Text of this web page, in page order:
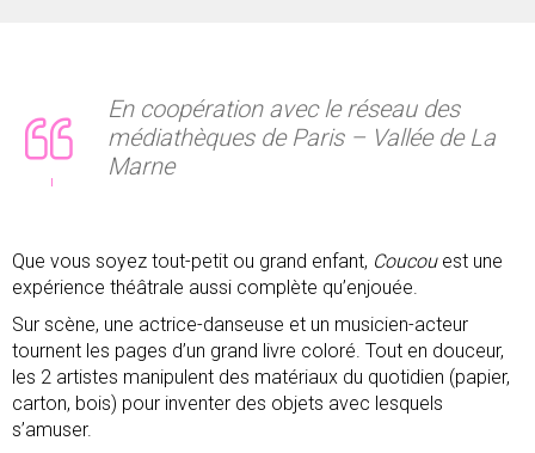
En coopération avec le réseau des
médiathèques de Paris – Vallée de La
Marne
Que vous soyez tout-petit ou grand enfant, Coucouest une
expérience théâtrale aussi complète qu’enjouée.
Sur scène, une actrice-danseuse et un musicien-acteur
tournent les pages d’un grand livre coloré. Tout en douceur,
les 2 artistes manipulent des matériaux du quotidien (papier,
carton, bois) pour inventer des objets avec lesquels
s’amuser.